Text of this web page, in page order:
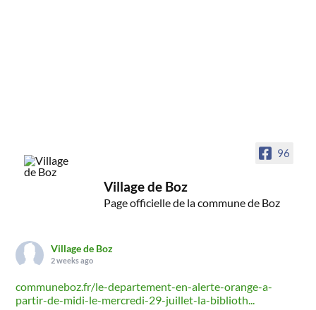
96
Village de Boz
Page officielle de la commune de Boz
Village de Boz
2 weeks ago
communeboz.fr/le-departement-en-alerte-orange-a-
partir-de-midi-le-mercredi-29-juillet-la-biblioth...